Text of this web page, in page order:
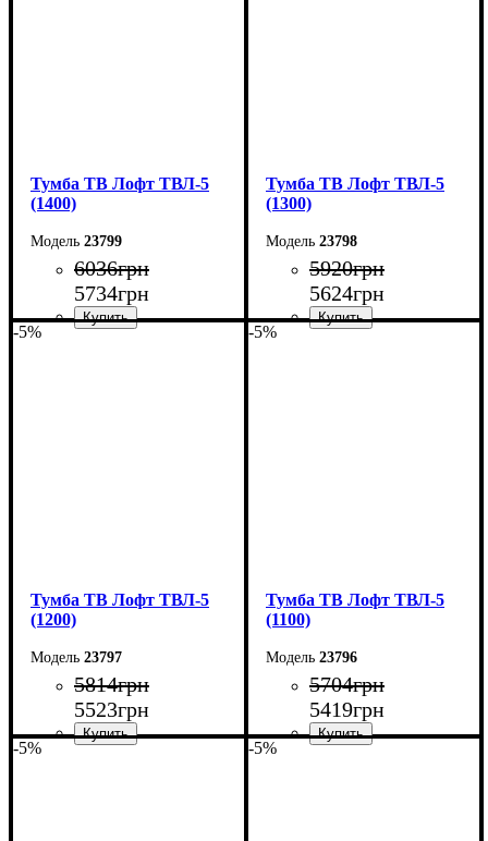
Тумба ТВ Лофт ТВЛ-5
(1400)
23799
6036грн
5734грн
Тумба ТВ Лофт ТВЛ-5
(1300)
23798
5920грн
5624грн
-5%
Тумба ТВ Лофт ТВЛ-5
(1200)
23797
5814грн
5523грн
-5%
Тумба ТВ Лофт ТВЛ-5
(1100)
23796
5704грн
5419грн
-5% -5%